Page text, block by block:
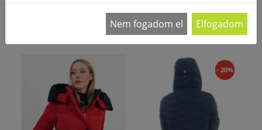
szükséged? Nézz körül a budmil…
- 20%
Nem fogadom el Elfogadom